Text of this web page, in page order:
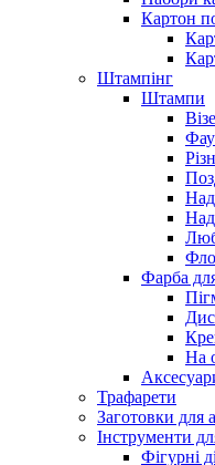
Картон
Штампінг
Штампи
Фарба
На
Трафарети
Заготовки для
Інструменти
Фігурні